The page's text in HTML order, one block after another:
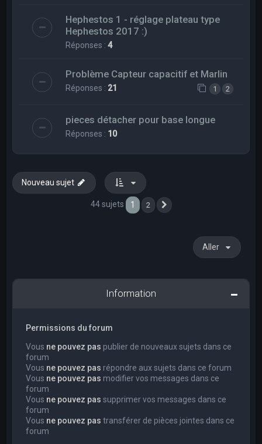
Hephestos 1 - réglage plateau type
Hephestos 2017 :)
Réponses :4
Problème Capteur capacitif et Marlin
Réponses : 21 1 2
pieces détacher pour base longue
Réponses : 10
Nouveau sujet
44 sujets 1 2
Aller
Information
Permissions du forum
Vous ne pouvez pas publier de nouveaux sujets dans ce
forum
Vous ne pouvez pas répondre aux sujets dans ce forum
Vous ne pouvez pas modifier vos messages dans ce
forum
Vous ne pouvez pas supprimer vos messages dans ce
forum
Vous ne pouvez pas transférer de pièces jointes dans ce
forum